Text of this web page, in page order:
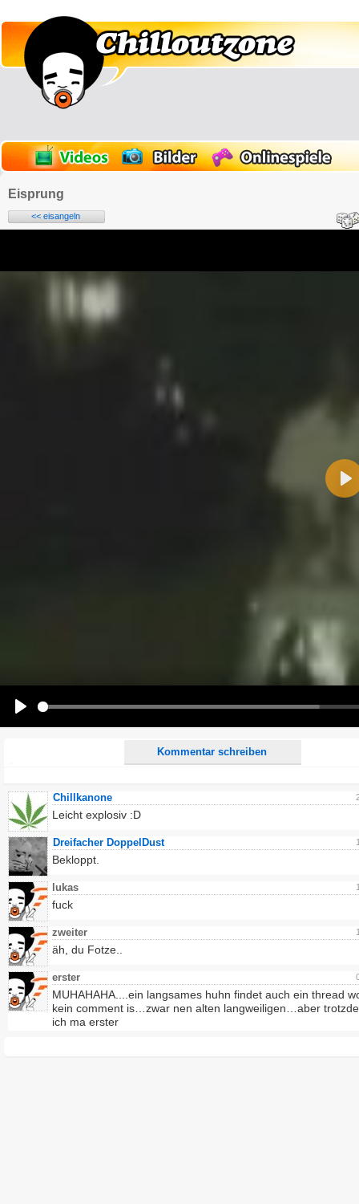
Eisprung
<< eisangeln
Kommentar schreiben
Alle HTML-Tags außer <br>, <strike> und <i> werden aus Deinem Kommentar entfernt.
Ich möchte eine E-Mail, wenn auf dieser Seite weitere Kommentare erscheinen.
Chillkanone
Leicht explosiv :D
Dreifacher DoppelDust
Bekloppt.
lukas
fuck
zweiter
äh, du Fotze..
erster
MUHAHAHA....ein langsames huhn findet auch ein thread
kein comment is…zwar nen alten langweiligen…aber
ich ma erster